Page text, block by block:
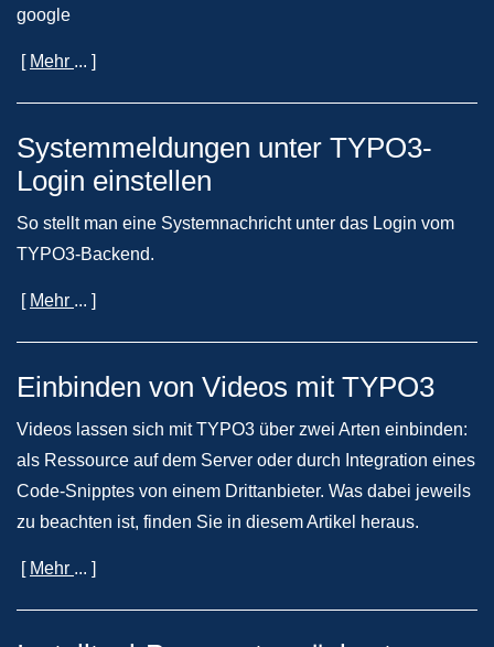
google
[ Mehr ... ]
Systemmeldungen unter TYPO3-
Login einstellen
So stellt man eine Systemnachricht unter das Login vom
TYPO3-Backend.
[ Mehr ... ]
Einbinden von Videos mit TYPO3
Videos lassen sich mit TYPO3 über zwei Arten einbinden:
als Ressource auf dem Server oder durch Integration eines
Code-Snipptes von einem Drittanbieter. Was dabei jeweils
zu beachten ist, finden Sie in diesem Artikel heraus.
[ Mehr ... ]